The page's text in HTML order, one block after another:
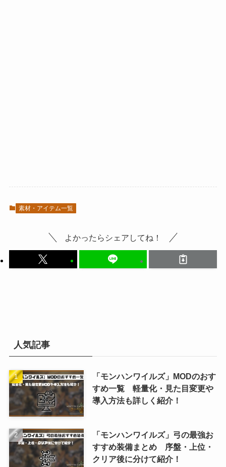
素材・アイテム一覧
よかったらシェアしてね！
人気記事
「モンハンワイルズ」MODのおす
すめ一覧 軽量化・見た目変更や
導入方法も詳しく紹介！
「モンハンワイルズ」弓の最強お
すすめ装備まとめ 序盤・上位・
クリア後に分けて紹介！